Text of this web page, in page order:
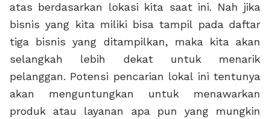
atas berdasarkan lokasi kita saat ini. Nah jika
bisnis yang kita miliki bisa tampil pada daftar
tiga bisnis yang ditampilkan, maka kita akan
selangkah lebih dekat untuk menarik
pelanggan. Potensi pencarian lokal ini tentunya
akan menguntungkan untuk menawarkan
produk atau layanan apa pun yang mungkin